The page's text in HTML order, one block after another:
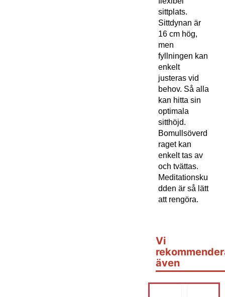
sittplats.
Sittdynan är
16 cm hög,
men
fyllningen kan
enkelt
justeras vid
behov. Så alla
kan hitta sin
optimala
sitthöjd.
Bomullsöverd
raget kan
enkelt tas av
och tvättas.
Meditationsku
dden är så lätt
att rengöra.
Vi
även